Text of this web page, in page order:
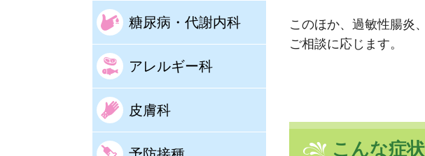
このほか、過敏性腸炎
ご相談に応じます。
こんな症
糖尿病・代謝内科
アレルギー科
皮膚科